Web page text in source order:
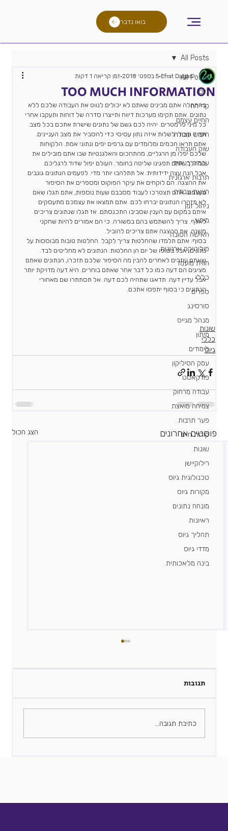
בואו נדבר
All Posts
גיוס
קריירה
החיים עצמם
חיפוש עבודה
שוק העבודה
עבודה בעתיד
תרבות ארגונית
הצעת עבודה
ניהול זמן
מיתוג
האישה הטובה
פוליטיקה ארגונית
חווית מועמד
כללי
ספרים
סורסינג
מנהל מגייס
מיתון
לימודים
עמק הסיליקון
פודקאסט
עבודה מרחוק
צמיחה מואצת
פער תרבות
קורות חיים
שונות
רילוקיישן
טכנולוגית גיוס
מקורות גיוס
מונחה נתונים
ראיונות
תהליך גיוס
מדדי גיוס
בינה מלאכותית
All Posts
TOO MUCH INFORMATION
Efrat Dagan 5 בספט׳ 2018 זמן קריאה 1 דקות
בהתחלה אתם מבינים שאתם לא יכולים לנווט את העבודה שלכם ללא
נתונים. אתם תקימו מערכות דיווח ותייצרו סדרה של דוחות ותעקבו אחרי
כל מיני פרמטרים. יהיה לכם גשם של נתונים שישרת אתכם בכל מצב.
תמיד תוכלו לשלות איזה נתון עסיסי כדי להסביר את מצב העניינים.
אתם תראו חכמים ומלומדים עם גרפים יפים ונתוני אמת. הלקוחות
שלכם יפלו מן הרגליים, מהתחכום והאלגנטיות שבו אתם מובילים את
המהלך. אתם תפגינו שליטה בחומר. העולם יפול שדוד לרגליכם.
אבל הנה עצה ידידותית. אל תתלהבו יותר מדי. לפעמים הנתונים גונבים
את ההצגה. הם לוקחים את עיקר הפוקוס ומספרים את הסיפור
בעצמם. אתם תצטרכו לעבוד מסבבם שעות נוספות, אתם תגלו שאם
לא תזהרו הנתונים יברחו לכם. אתם תמצאו את עצמכם מתעסקים
איתם במקום עם הענין שסביבו התכנסתם. אז תגלו שנתונים צריכים
לאלף. צריך להשתמש בהם במשורה. כי הם אמורים להיות שחקני
משנה. את ההצגה אתם צריכים להוביל.
בסוף: אתם תלמדו שהחלטות צריך לקבל. החלטות טובות מבוססות על
נתונים, אבל בסופו של יום הן החלטות. הנתונים לא מחליטים לבד.
שאתם עוזרים לאחרים להבין מה הסיפור שלכם תזכרו, הנתונים שאתם
מציגים הם דעה כמו כל דבר אחר שאתם בוחרים. היא דעה מדויקת יותר
אבל עדיין דעה. תדאגו שתהיה לכם דעה. אל תסתתרו שם מאחורי
הנתונים כי בסוף יתפסו אתכם.
שונות
כללי
גיוס
פוסטים אחרונים הצג הכול
המראיין המוכשר שלכם הוא לא רק נכס
תגובות
כתיבת תגובה...